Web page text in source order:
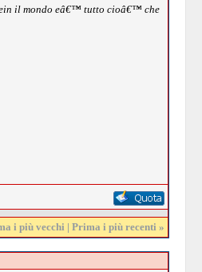
il mondo eâ€™ tutto cioâ€™ che
i più vecchi | Prima i più recenti »